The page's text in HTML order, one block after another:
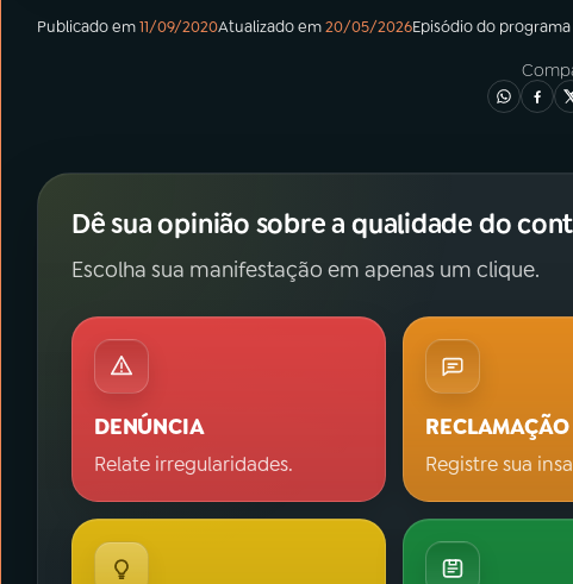
Publicado em11/09/2020Atualizado em20/05/2026Episódiodo programa
Dê sua opinião sobre a qualidade do
Escolha sua manifestação em apenas um clique.
DENÚNCIA
Relate irregularidades.
RECLAMAÇÃO
Registre sua